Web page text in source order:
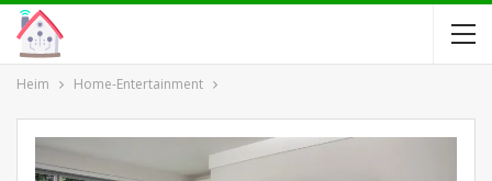
Heim Home-Entertainment